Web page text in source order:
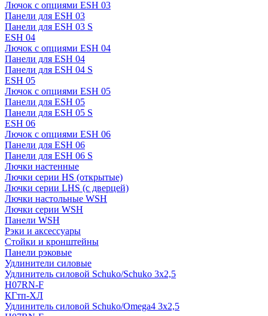
Лючок с опциями ESH 03
Панели для ESH 03
Панели для ESH 03 S
ESH 04
Лючок с опциями ESH 04
Панели для ESH 04
Панели для ESH 04 S
ESH 05
Лючок с опциями ESH 05
Панели для ESH 05
Панели для ESH 05 S
ESH 06
Лючок с опциями ESH 06
Панели для ESH 06
Панели для ESH 06 S
Лючки настенные
Лючки серии HS (открытые)
Лючки серии LHS (с дверцей)
Лючки настольные WSH
Лючки серии WSH
Панели WSH
Рэки и аксессуары
Стойки и кронштейны
Панели рэковые
Удлинители силовые
Удлинитель силовой Schuko/Schuko 3х2,5
H07RN-F
КГтп-ХЛ
Удлинитель силовой Schuko/Omega4 3х2,5